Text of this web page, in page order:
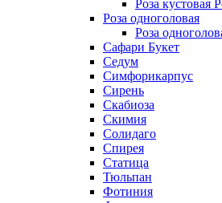
Роза кустовая
Роза одноголовая
Роза
Сафари Букет
Седум
Симфорикарпус
Сирень
Скабиоза
Скимия
Солидаго
Спирея
Статица
Тюльпан
Фотиния